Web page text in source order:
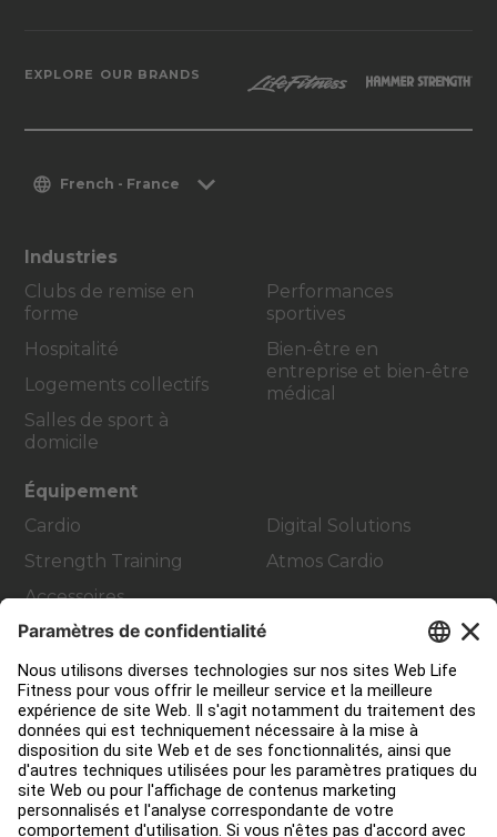
EXPLORE OUR BRANDS
French - France
Industries
Clubs de remise en
forme
Hospitalité
Logements collectifs
Salles de sport à
domicile
Performances
sportives
Bien-être en
entreprise et bien-être
médical
Équipement
Cardio
Strength Training
Accessoires
Digital Solutions
Atmos Cardio
Contact Service
Aménagement de club
Centre de services
Centre d’éducation
Environ